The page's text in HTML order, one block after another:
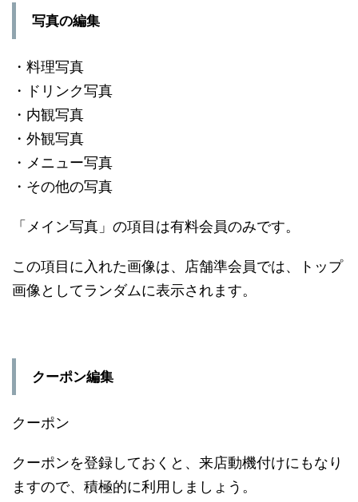
写真の編集
・料理写真
・ドリンク写真
・内観写真
・外観写真
・メニュー写真
・その他の写真
「メイン写真」の項目は有料会員のみです。
この項目に入れた画像は、店舗準会員では、トップ
画像としてランダムに表示されます。
クーポン編集
クーポン
クーポンを登録しておくと、来店動機付けにもなり
ますので、積極的に利用しましょう。